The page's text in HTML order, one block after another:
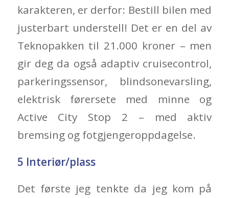
karakteren, er derfor: Bestill bilen med
justerbart understell! Det er en del av
Teknopakken til 21.000 kroner – men
gir deg da også adaptiv cruisecontrol,
parkeringssensor, blindsonevarsling,
elektrisk førersete med minne og
Active City Stop 2 – med aktiv
bremsing og fotgjengeroppdagelse.
5 Interiør/plass
Det første jeg tenkte da jeg kom på